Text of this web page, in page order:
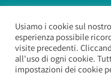
339 8596707
(anche Whatsapp)
Usiamo i cookie sul
esperienza possibile
visite precedenti.
all'uso di ogni cookie.
impostazioni dei cookie